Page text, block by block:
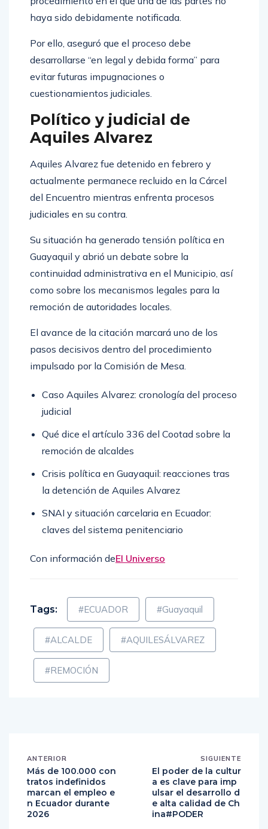
haya sido debidamente notificada.
Por ello, aseguró que el proceso debe
desarrollarse “en legal y debida forma” para
evitar futuras impugnaciones o
cuestionamientos judiciales.
Político y judicial de
Aquiles Alvarez
Aquiles Alvarez fue detenido en febrero y
actualmente permanece recluido en la Cárcel
del Encuentro mientras enfrenta procesos
judiciales en su contra.
Su situación ha generado tensión política en
Guayaquil y abrió un debate sobre la
continuidad administrativa en el Municipio, así
como sobre los mecanismos legales para la
remoción de autoridades locales.
El avance de la citación marcará uno de los
pasos decisivos dentro del procedimiento
impulsado por la Comisión de Mesa.
Caso Aquiles Alvarez: cronología del proceso
judicial
Qué dice el artículo 336 del Cootad sobre la
remoción de alcaldes
Crisis política en Guayaquil: reacciones tras
la detención de Aquiles Alvarez
SNAI y situación carcelaria en Ecuador:
claves del sistema penitenciario
Con información deEl Universo
Tags: #ECUADOR #Guayaquil
#ALCALDE #AQUILESÁLVAREZ
#REMOCIÓN
ANTERIOR
Más de 100.000 con
tratos indefinidos
marcan el empleo e
n Ecuador durante
2026
SIGUIENTE
El poder de la cultur
a es clave para imp
ulsar el desarrollo d
e alta calidad de Ch
ina#PODER